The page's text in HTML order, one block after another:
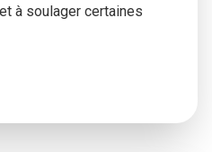
à soulager certaines